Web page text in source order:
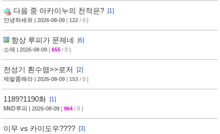
다음 중 아카이누의 천적은?
[1]
안녕하세유 | 2026-08-09 [ 122 / 0 ]
항상 루피가 문제네
[6]
소애 | 2026-08-09 [ 655 / 0 ]
전성기 흰수염>>로저
[2]
제발쫌해라 | 2026-08-09 [ 153 / 0 ]
1189?1190화
[1]
MkD루피 | 2026-08-09 [ 964 / 0 ]
이무 vs 카이도우????
[3]